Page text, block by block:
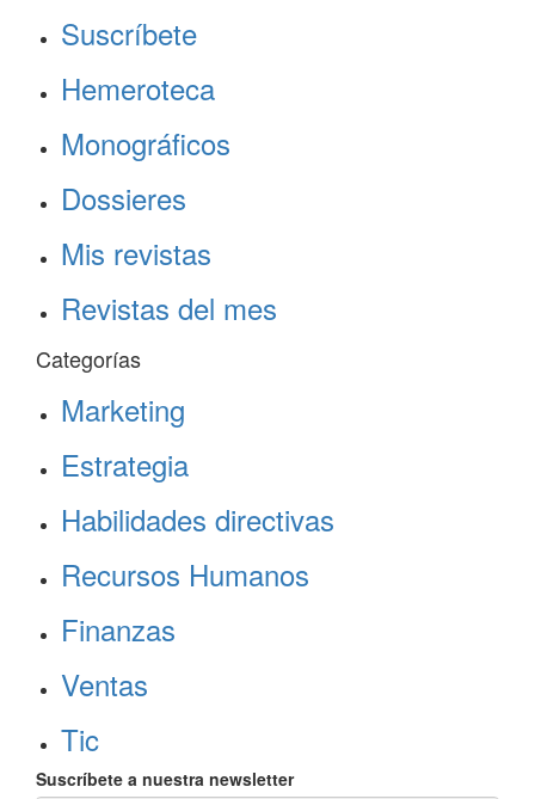
Suscríbete
Hemeroteca
Monográficos
Dossieres
Mis revistas
Revistas del mes
Categorías
Marketing
Estrategia
Habilidades directivas
Recursos Humanos
Finanzas
Ventas
Tic
Suscríbete a nuestra newsletter